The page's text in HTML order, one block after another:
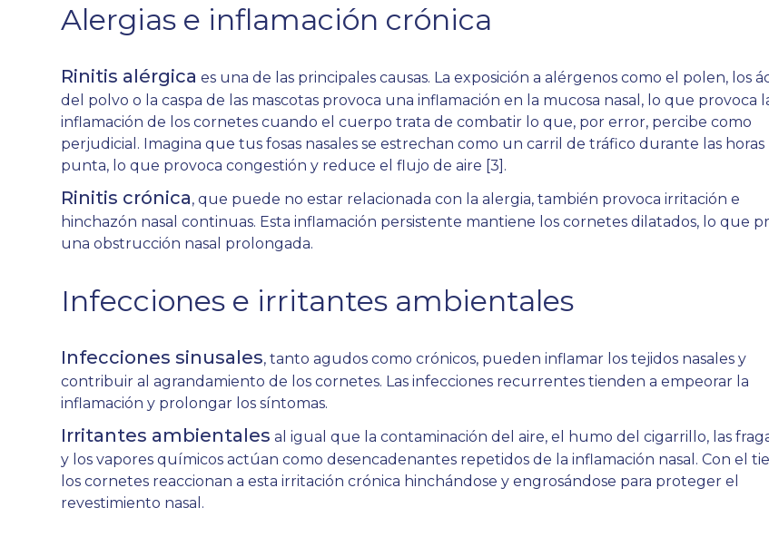
Alergias e inflamación crónica
Rinitis alérgica es una de las principales causas. La exposición a alérgenos como el polen, los
del polvo o la caspa de las mascotas provoca una inflamación en la mucosa nasal, lo que provoca
inflamación de los cornetes cuando el cuerpo trata de combatir lo que, por error, percibe como
perjudicial. Imagina que tus fosas nasales se estrechan como un carril de tráfico durante las horas
punta, lo que provoca congestión y reduce el flujo de aire [3] .
Rinitis crónica, que puede no estar relacionada con la alergia, también provoca irritación e
hinchazón nasal continuas. Esta inflamación persistente mantiene los cornetes dilatados, lo que
una obstrucción nasal prolongada.
Infecciones e irritantes ambientales
Infecciones sinusales, tanto agudos como crónicos, pueden inflamar los tejidos nasales y
contribuir al agrandamiento de los cornetes. Las infecciones recurrentes tienden a empeorar la
inflamación y prolongar los síntomas.
Irritantes ambientales al igual que la contaminación del aire, el humo del cigarrillo, las
y los vapores químicos actúan como desencadenantes repetidos de la inflamación nasal. Con el
los cornetes reaccionan a esta irritación crónica hinchándose y engrosándose para proteger el
revestimiento nasal.